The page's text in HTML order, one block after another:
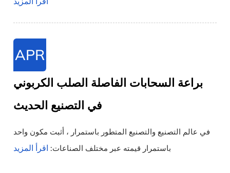
APR
براعة السحابات الفاصلة الصلب الكربوني
في التصنيع الحديث
في عالم التصنيع والتصنيع المتطور باستمرار ، أثبت مكون واحد
باستمرار قيمته عبر مختلف الصناعات: اقرأ المزيد